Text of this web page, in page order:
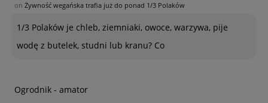
on Żywność wegańska trafia już do ponad 1/3 Polaków
1/3 Polaków je chleb, ziemniaki, owoce, warzywa, pije
wodę z butelek, studni lub kranu? Co
Ogrodnik - amator